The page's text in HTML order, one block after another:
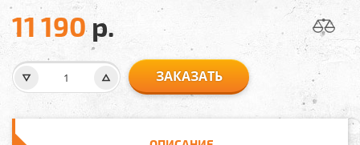
11 190р.
ЗАКАЗАТЬ